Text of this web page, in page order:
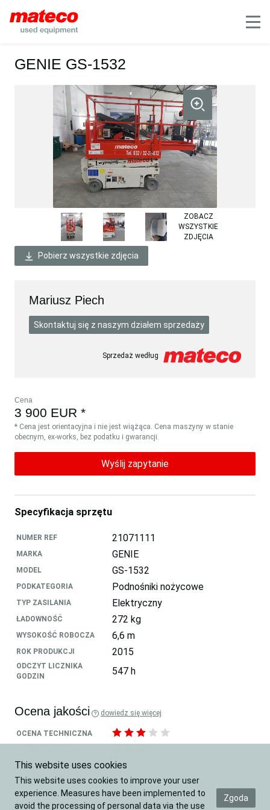
GENIE GS-1532
ZOBACZ
WSZYSTKIE
ZDJĘCIA
Pobierz wszystkie zdjęcia
Mariusz Piech
Skontaktuj się z naszym działem sprzedaży
Sprzedaż według
Cena
3 900 EUR *
* Cena jest orientacyjna i nie jest wiążąca. Cena maszyny w stanie
obecnym, ex-works, bez podatku i gwarancji.
Wyślij zapytanie
Specyfikacja sprzętu
NUMER REF 21071111
MARKA GENIE
MODEL GS-1532
PODKATEGORIA Podnośniki nożycowe
TYP ZASILANIA Elektryczny
ŁADOWNOŚĆ 272 kg
WYSOKOŚĆ ROBOCZA 6,6 m
ROK PRODUKCJI 2015
ODCZYT LICZNIKA
GODZIN
547 h
Ocena jakości dowiedz się więcej
OCENA TECHNICZNA
Lokalizacja
KRAJ Polska
This website uses cookies
This website uses cookies to improve your user
experience. Measures have been implemented to
avoid the processing of personal data via the use
Zgoda